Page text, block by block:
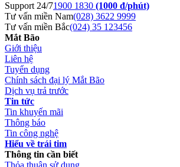
Support 24/71900 1830 (1000 đ/phút)
Tư vấn miền Nam(028) 3622 9999
Tư vấn miền Bắc(024) 35 123456
Mắt Bão
Giới thiệu
Liên hệ
Tuyển dụng
Chính sách đại lý Mắt Bão
Dịch vụ trả trước
Tin tức
Tin khuyến mãi
Thông báo
Tin công nghệ
Hiểu về trái tim
Thông tin cần biết
Thỏa thuận sử dụng